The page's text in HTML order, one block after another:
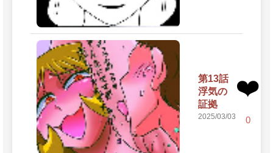
第13話
浮気の
証拠
2025/03/03
❤️
0